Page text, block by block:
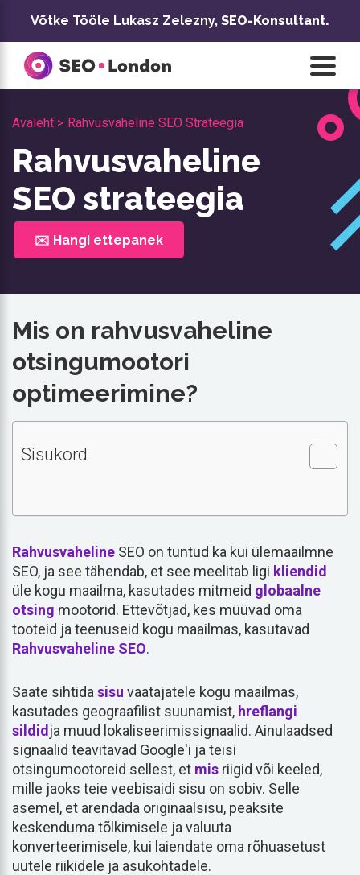
content
Võtke Tööle Lukasz Zelezny, SEO-Konsultant.
Avaleht > Rahvusvaheline SEO Strateegia
Rahvusvaheline
SEO strateegia
✉️ Hangi ettepanek
Mis on rahvusvaheline
otsingumootori
optimeerimine?
Sisukord
Rahvusvaheline SEO on tuntud ka kui ülemaailmne
SEO, ja see tähendab, et see meelitab ligi kliendid
üle kogu maailma, kasutades mitmeid globaalne
otsing mootorid. Ettevõtjad, kes müüvad oma
tooteid ja teenuseid kogu maailmas, kasutavad
Rahvusvaheline SEO.
Saate sihtida sisu vaatajatele kogu maailmas,
kasutades geograafilist suunamist, hreflangi
sildid ja muud lokaliseerimissignaalid. Ainulaadsed
signaalid teavitavad Google'i ja teisi
otsingumootoreid sellest, et mis riigid või keeled,
mille jaoks teie veebisaidi sisu on sobiv. Selle
asemel, et arendada originaalsisu, peaksite
keskenduma tõlkimisele ja valuuta
konverteerimisele, kui laiendate oma rõhuasetust
uutele riikidele ja asukohtadele.